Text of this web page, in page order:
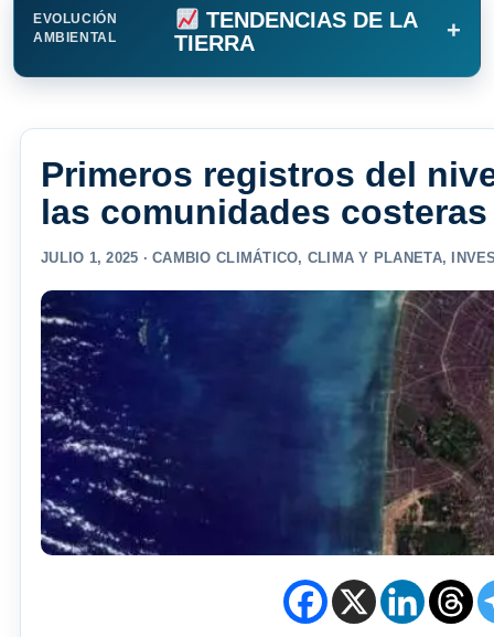
EVOLUCIÓN
AMBIENTAL
TENDENCIAS DE LA
TIERRA
+
Primeros registros del
las comunidades costeras
JULIO 1, 2025 ·CAMBIO CLIMÁTICO, CLIMA Y PLANETA,